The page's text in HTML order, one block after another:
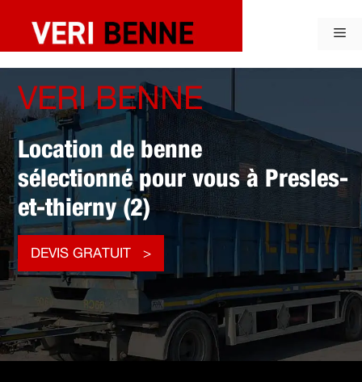
contenu
VERI BENNE
Location de benne
sélectionné pour vous à Presles-
et-thierny (2)
DEVIS GRATUIT